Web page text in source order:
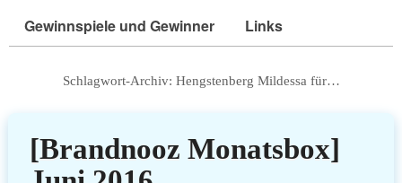
Gewinnspiele und Gewinner
Links
Schlagwort-Archiv: Hengstenberg Mildessa für…
[Brandnooz Monatsbox]